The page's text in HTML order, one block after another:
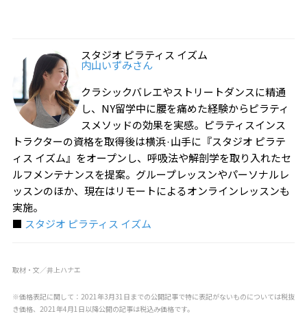
スタジオ ピラティス イズム
内山いずみさん
クラシックバレエやストリートダンスに精通
し、NY留学中に腰を痛めた経験からピラティ
スメソッドの効果を実感。ピラティスインス
トラクターの資格を取得後は横浜·山手に『スタジオ ピラテ
ィス イズム』をオープンし、呼吸法や解剖学を取り入れたセ
ルフメンテナンスを提案。グループレッスンやパーソナルレ
ッスンのほか、現在はリモートによるオンラインレッスンも
実施。
■ スタジオ ピラティス イズム
取材・文／井上ハナエ
※価格表記に関して：2021年3月31日までの公開記事で特に表記がないものについては税抜
き価格、2021年4月1日以降公開の記事は税込み価格です。